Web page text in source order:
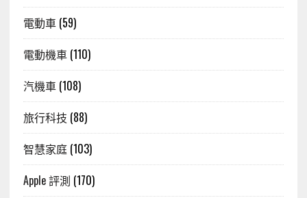
電動車(59)
電動機車(110)
汽機車(108)
旅行科技 (88)
智慧家庭(103)
Apple 評測 (170)